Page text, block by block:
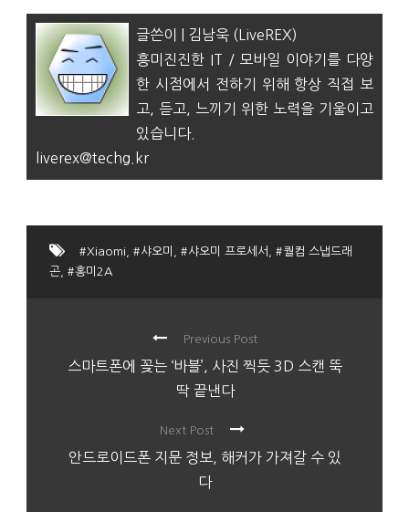
글쓴이 | 김남욱 (LiveREX)
흥미진진한 IT / 모바일 이야기를 다양
한 시점에서 전하기 위해 항상 직접 보
고, 듣고, 느끼기 위한 노력을 기울이고
있습니다.
liverex@techg.kr
#Xiaomi #샤오미 #샤오미 프로세서
#퀄컴 스냅드래
곤
#홍미2A
Previous Post
스마트폰에 꽂는 ‘바블’, 사진 찍듯 3D 스캔 뚝
딱 끝낸다
Next Post
안드로이드폰 지문 정보, 해커가 가져갈 수 있
다